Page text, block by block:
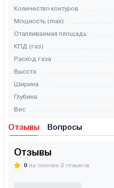
Количество контуров
Мощность (max)
Отапливаемая площадь
КПД (газ)
Расход газа
Высота
Ширина
Глубина
Вес
Отзывы Вопросы
Отзывы
0 на основе 0 отзывов